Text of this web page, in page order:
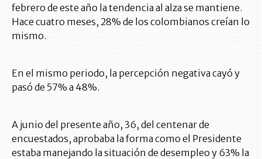
febrero de este año la tendencia al alza se mantiene.
Hace cuatro meses, 28% de los colombianos creían lo
mismo.
En el mismo periodo, la percepción negativa cayó y
pasó de 57% a 48%.
A junio del presente año, 36, del centenar de
encuestados, aprobaba la forma como el Presidente
estaba manejando la situación de desempleo y 63% la